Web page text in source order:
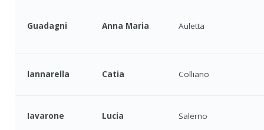
Guadagni Anna Maria Auletta
Iannarella Catia Colliano
Iavarone Lucia Salerno